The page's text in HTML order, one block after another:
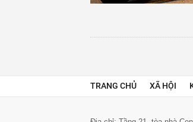
TRANG CHỦ XÃ HỘI